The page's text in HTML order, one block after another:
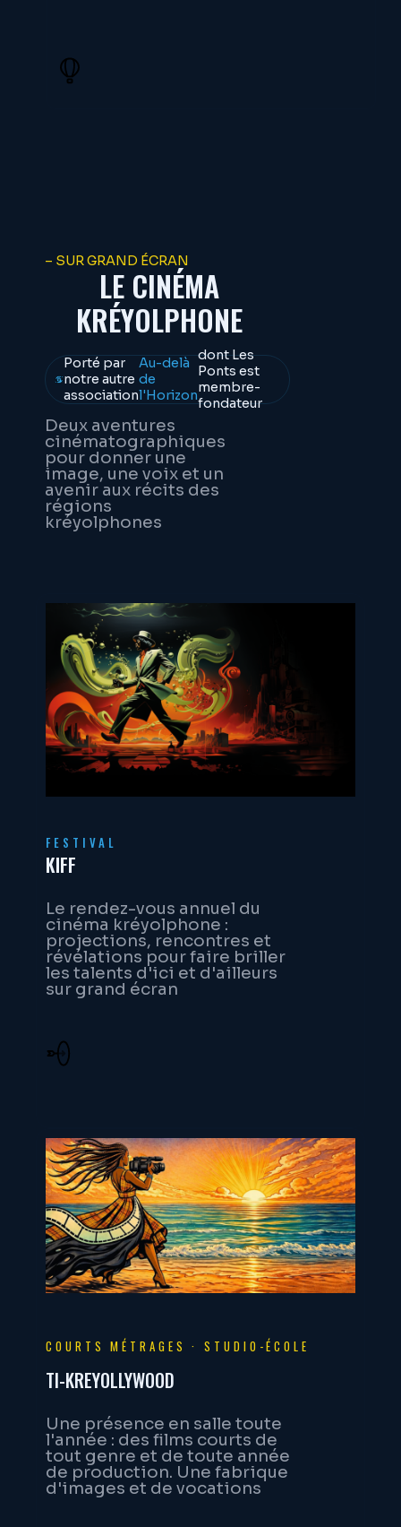
– SUR GRAND ÉCRAN
LE CINÉMA
KRÉYOLPHONE
Porté par
notre autre
association
Au-delà
de
l'Horizon
dont Les
Ponts est
membre-
fondateur
Deux aventures
cinématographiques
pour donner une
image, une voix et un
avenir aux récits des
régions
kréyolphones
FESTIVAL
KIFF
Le rendez-vous annuel du
cinéma kréyolphone :
projections, rencontres et
révélations pour faire briller
les talents d'ici et d'ailleurs
sur grand écran
COURTS MÉTRAGES · STUDIO-ÉCOLE
TI-KREYOLLYWOOD
Une présence en salle toute
l'année : des films courts de
tout genre et de toute année
de production. Une fabrique
d'images et de vocations